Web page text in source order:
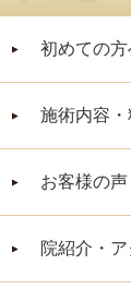
初めての方
施術内容・
お客様の声
院紹介・